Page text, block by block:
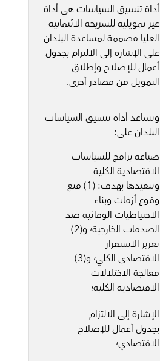
أداة تنسيق السياسات هي أداة
غير تمويلية للشريحة الائتمانية
العليا مصممة لمساعدة البلدان
على الإشارة إلى الالتزام بجدول
أعمال للإصلاح وإطلاق
التمويل من مصادر أخرى.
وتساعد أداة تنسيق السياسات
البلدان على:
صياغة برامج للسياسات
الاقتصادية الكلية
وتنفيذها بهدف: (1) منع
وقوع أزمات وبناء
الاحتياطيات الوقائية ضد
الصدمات الخارجية؛ و(2)
تعزيز الاستقرار
الاقتصادي الكلي؛ و(3)
معالجة الاختلالات
الاقتصادية الكلية؛
الإشارة إلى الالتزام
بجدول أعمال للإصلاح
الاقتصادي؛